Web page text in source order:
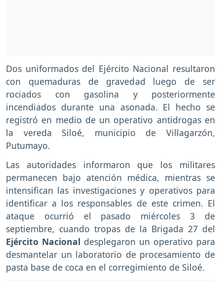
Dos uniformados del Ejército Nacional resultaron
con quemaduras de gravedad luego de ser
rociados con gasolina y posteriormente
incendiados durante una asonada. El hecho se
registró en medio de un operativo antidrogas en
la vereda Siloé, municipio de Villagarzón,
Putumayo.
Las autoridades informaron que los militares
permanecen bajo atención médica, mientras se
intensifican las investigaciones y operativos para
identificar a los responsables de este crimen. El
ataque ocurrió el pasado miércoles 3 de
septiembre, cuando tropas de la Brigada 27 del
Ejército Nacional desplegaron un operativo para
desmantelar un laboratorio de procesamiento de
pasta base de coca en el corregimiento de Siloé.